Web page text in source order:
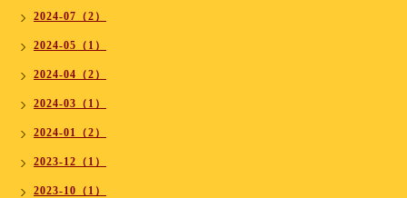
2024-07（2）
2024-05（1）
2024-04（2）
2024-03（1）
2024-01（2）
2023-12（1）
2023-10（1）